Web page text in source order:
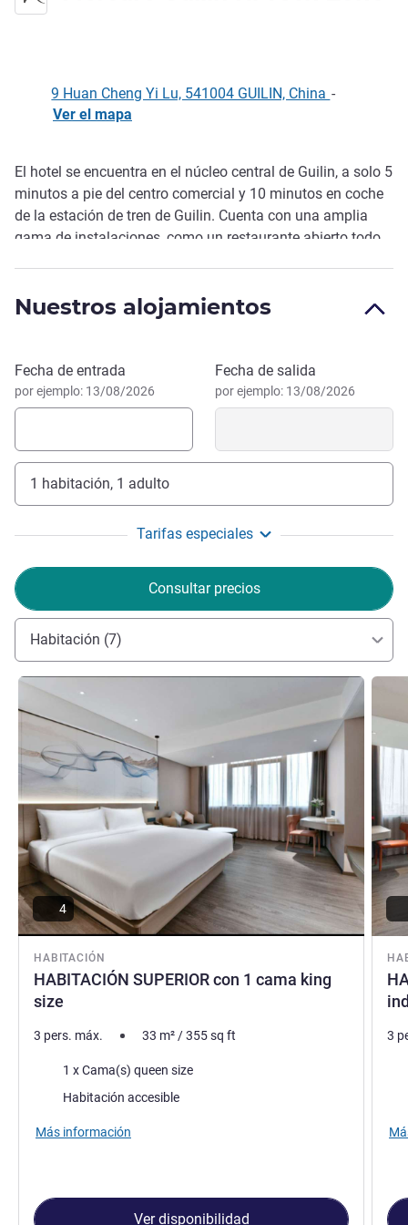
9 Huan Cheng Yi Lu, 541004 GUILIN, China -
Ver el mapa
Descripción
El hotel se encuentra en el núcleo central de Guilin, a solo 5
minutos a pie del centro comercial y 10 minutos en coche
de la estación de tren de Guilin. Cuenta con una amplia
gama de instalaciones, como un restaurante abierto todo
damos una cálida bienvenida y nos comprometemos a
Nuestros alojamientos
Reservar este hotel
Fecha de entrada
por ejemplo: 13/08/2026
Fecha de salida
por ejemplo: 13/08/2026
1 habitación, 1 adulto
Tarifas especiales
Consultar precios
Habitación (7)
HABITACIÓN
HABITACIÓN SUPERIOR con 1 cama king
size
Más información
4
3 pers. máx. 33 m²/355sq ft
Ropa de cama
1 x Cama(s) queen size
Habitación accesible
Más información
Ver disponibilidad
Más
3